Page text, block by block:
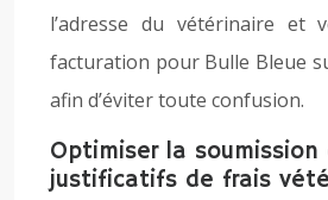
l’adresse du vétérinaire et
facturation pour Bulle Bleue
afin d’éviter toute confusion.
Optimiser la soumission
justificatifs de frais